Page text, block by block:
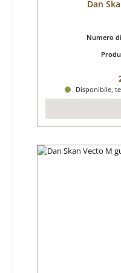
Dan
Numero
Disponibile,